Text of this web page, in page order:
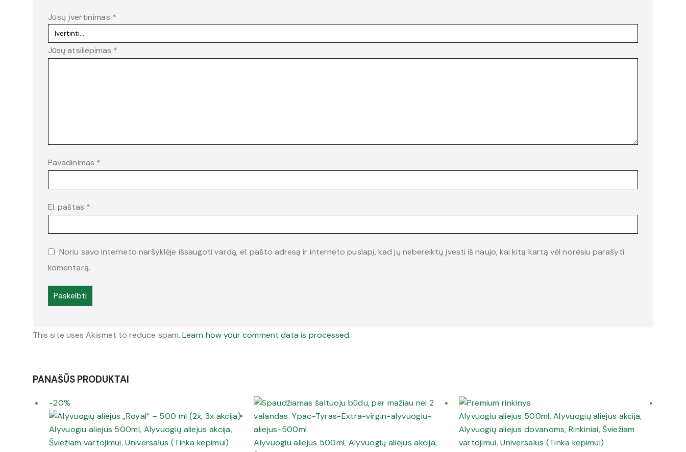
Jūsų įvertinimas *
Jūsų atsiliepimas *
Pavadinimas *
El. paštas *
Noriu savo interneto naršyklėje išsaugoti vardą, el. pašto adresą ir interneto puslapį, kad jų nebereiktų įvesti iš naujo, kai kitą kartą vėl norėsiu parašyti
komentarą.
This site uses Akismet to reduce spam.Learn how your comment data is processed.
PANAŠŪS PRODUKTAI
-20%
Alyvuogiu aliejus 500ml, Alyvuogių aliejus akcija,
Šviežiam vartojimui,Universalus (Tinka kepimui) Alyvuogiu aliejus 500ml, Alyvuogių aliejus akcija,
Alyvuogiu aliejus 500ml,Alyvuogių aliejus akcija,
Alyvuogių aliejus dovanoms,Rinkiniai,Šviežiam
vartojimui,Universalus (Tinka kepimui)